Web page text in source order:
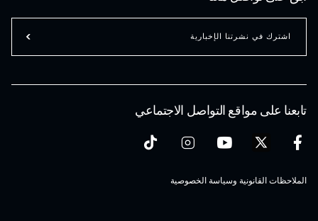
تابعنا على مواقع التواصل الاجتماعي
الملاحظات القانونية وسياسة الخصوصية
اشترك في نشرتنا الإخبارية